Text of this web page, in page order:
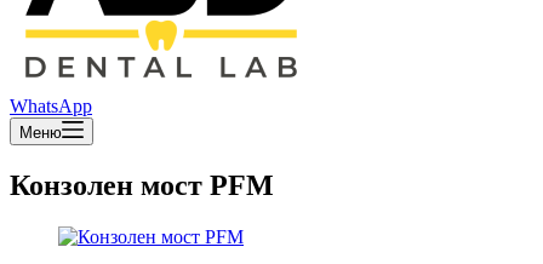
WhatsApp
Меню
Конзолен мост PFM